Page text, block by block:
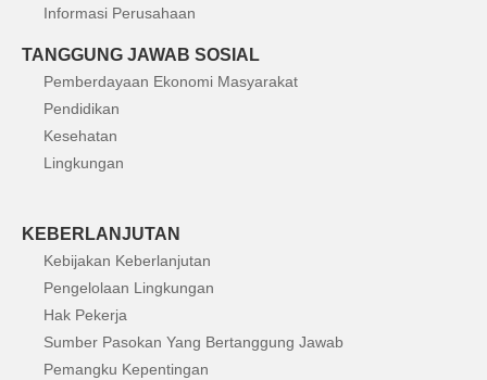
Informasi Perusahaan
TANGGUNG JAWAB SOSIAL
Pemberdayaan Ekonomi Masyarakat
Pendidikan
Kesehatan
Lingkungan
KEBERLANJUTAN
Kebijakan Keberlanjutan
Pengelolaan Lingkungan
Hak Pekerja
Sumber Pasokan Yang Bertanggung Jawab
Pemangku Kepentingan